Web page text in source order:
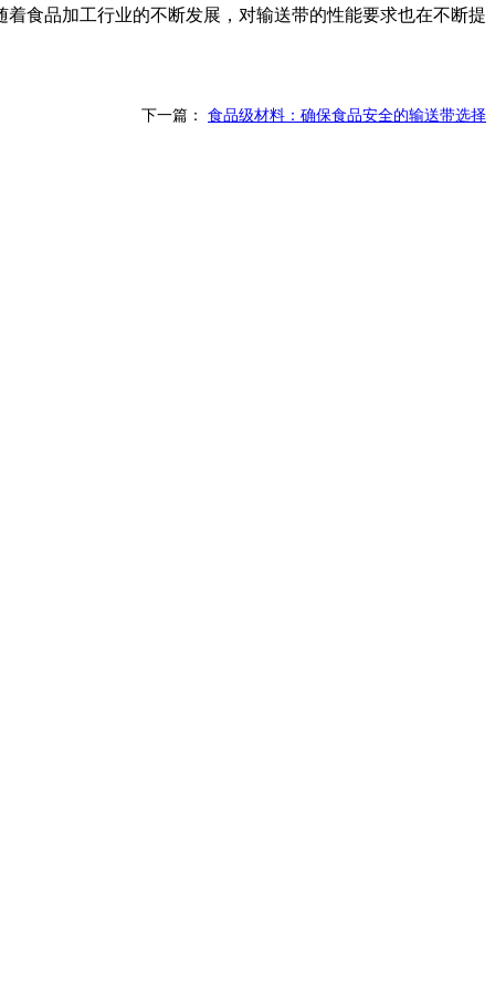
食品加工行业的不断发展，对输送带的性能要求也在不断提
下一篇： 食品级材料：确保食品安全的输送带选择